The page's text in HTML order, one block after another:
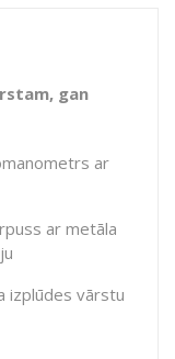
gan
ar
ar metāla
izplūdes vārstu